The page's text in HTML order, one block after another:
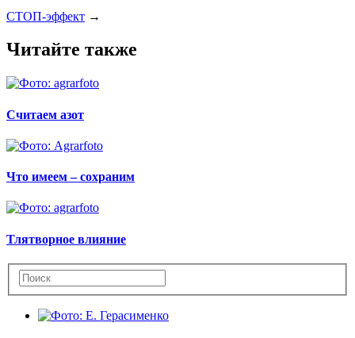
СТОП-эффект →
Читайте также
Считаем азот
Что имеем – сохраним
Тлятворное влияние